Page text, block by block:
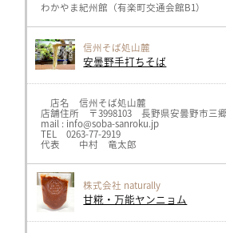
わかやま紀州館（有楽町交通会館B1）
信州そば処山麓
安曇野手打ちそば
店名 信州そば処山麓
店舗住所 〒3998103 長野県安曇野市三
mail : info@soba-sanroku.jp
TEL 0263-77-2919
代表 中村 竜太郎
株式会社 naturally
甘糀・万能ヤンニョム